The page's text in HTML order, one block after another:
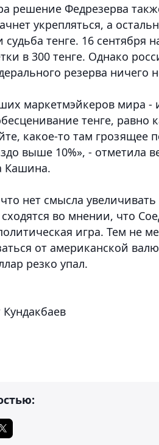
решение Федрезерва
укрепляться, а
судьба тенге. 16 сентября
в 300 тенге. Однако
резерва ничего
маркетмэйкеров мира -
тенге,
какое-то там грозящее
выше 10%», - отметила
Кашина.
нет смысла
сходятся во мнении, что
игра. Тем не
от американской
резко упал.